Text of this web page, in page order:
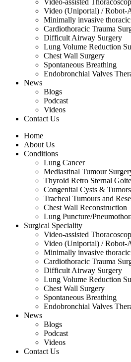
Video-assisted
Video (Uniportal) / Robot-
Minimally invasive
Cardiothoracic Trauma
Difficult Airway Surgery
Lung Volume Reduction
Chest Wall Surgery
Spontaneous Breathing
Endobronchial Valves
News
Blogs
Podcast
Videos
Contact Us
Home
About Us
Conditions
Lung Cancer
Mediastinal Tumour
Thyroid Retro Sternal
Congenital Cysts & Tumors
Tracheal Tumours and
Chest Wall Reconstruction
Lung Puncture/
Surgical Speciality
Video-assisted
Video (Uniportal) / Robot-
Minimally invasive
Cardiothoracic Trauma
Difficult Airway Surgery
Lung Volume Reduction
Chest Wall Surgery
Spontaneous Breathing
Endobronchial Valves
News
Blogs
Podcast
Videos
Contact Us